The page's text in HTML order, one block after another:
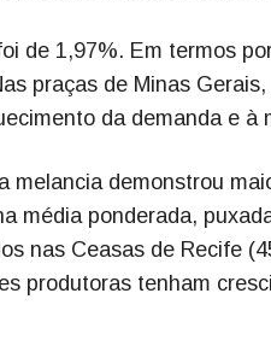
de 1,97%. Em termos
praças de Minas
da demanda e à
melancia demonstrou
média ponderada,
nas Ceasas de Recife
produtoras tenham